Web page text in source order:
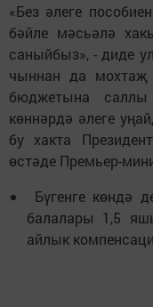
«Без әлеге
бәйле мәсьәлә
саныйбыз», - диде
чыннан да мохтаҗ
бюджетына
көннәрдә әлеге
бу хакта
өстәде Премьер-
Бүгенге көндә
балалары 1,5
айлык